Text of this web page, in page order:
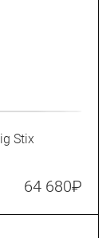
Stix
64 680₽